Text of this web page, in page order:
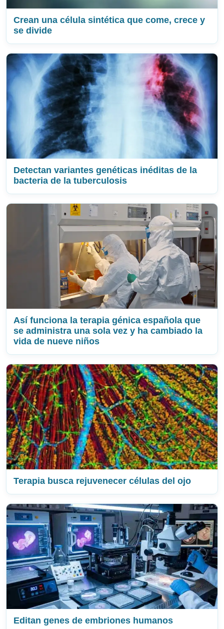
Crean una célula sintética que come, crece y
se divide
Detectan variantes genéticas inéditas de la
bacteria de la tuberculosis
Así funciona la terapia génica española que
se administra una sola vez y ha cambiado la
vida de nueve niños
Terapia busca rejuvenecer células del ojo
Editan genes de embriones humanos